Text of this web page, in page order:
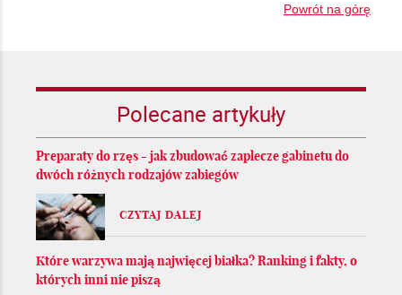
Powrót na górę
Polecane artykuły
Preparaty do rzęs - jak zbudować zaplecze gabinetu do
dwóch różnych rodzajów zabiegów
CZYTAJ DALEJ
Które warzywa mają najwięcej białka? Ranking i fakty, o
których inni nie piszą